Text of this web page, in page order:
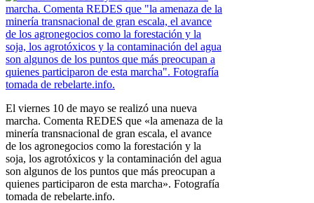
El viernes 10 de mayo se realizó una nueva
marcha. Comenta REDES que «la amenaza de la
minería transnacional de gran escala, el avance
de los agronegocios como la forestación y la
soja, los agrotóxicos y la contaminación del agua
son algunos de los puntos que más preocupan a
quienes participaron de esta marcha». Fotografía
tomada de rebelarte.info.